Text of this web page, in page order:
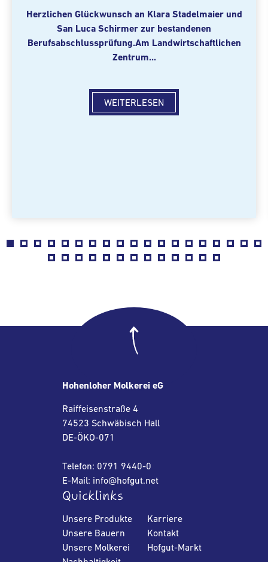
Herzlichen Glückwunsch an Klara Stadelmaier und
San Luca Schirmer zur bestandenen
Berufsabschlussprüfung.Am Landwirtschaftlichen
Zentrum...
WEITERLESEN
Hohenloher Molkerei eG
Raiffeisenstraße 4
74523 Schwäbisch Hall
DE-ÖKO-071
Telefon: 0791 9440-0
E-Mail: info@hofgut.net
Quicklinks
Unsere Produkte
Karriere
Unsere Bauern
Kontakt
Unsere Molkerei
Hofgut-Markt